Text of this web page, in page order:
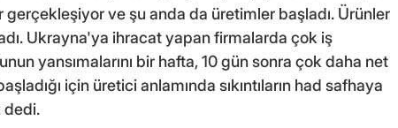
ve şu anda da üretimler başladı. Ürünler
Ukrayna'ya ihracat yapan firmalarda çok iş
yansımalarını bir hafta, 10 gün sonra çok daha net
için üretici anlamında sıkıntıların had safhaya
dedi.